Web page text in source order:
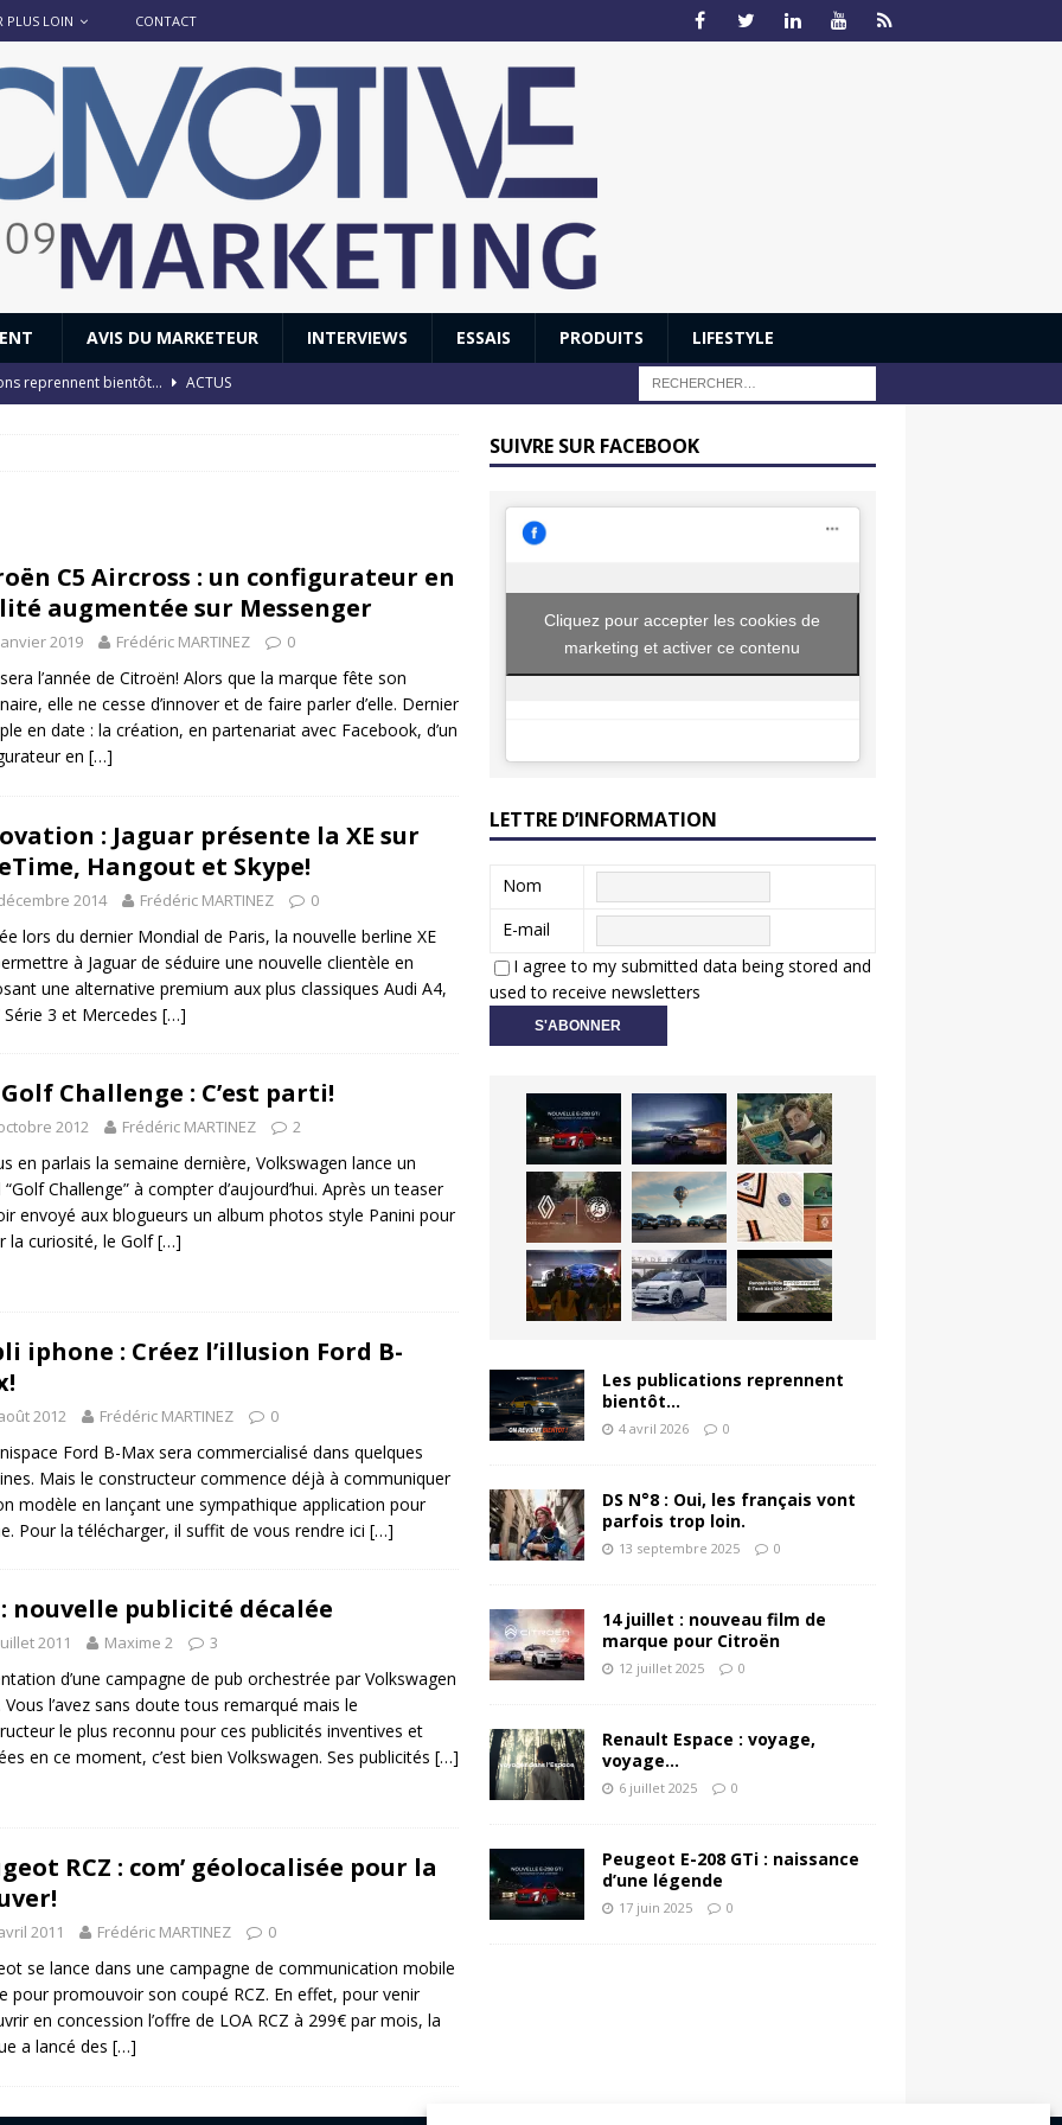
PLUS LOIN CONTACT
AVIS DU MARKETEUR INTERVIEWS ESSAIS PRODUITS LIFESTYLE
reprennent bientôt…
ACTUS
: Honda dévoile un spot publicitaire… confiné! ACTUS
C5 Aircross : un configurateur en
augmentée sur Messenger
2019 Frédéric MARTINEZ 0
l’année de Citroën! Alors que la marque fête son
elle ne cesse d’innover et de faire parler d’elle. Dernier
en date : la création, en partenariat avec Facebook, d’un
en […]
: Jaguar présente la XE sur
Hangout et Skype!
2014 Frédéric MARTINEZ 0
lors du dernier Mondial de Paris, la nouvelle berline XE
à Jaguar de séduire une nouvelle clientèle en
une alternative premium aux plus classiques Audi A4,
Série 3 et Mercedes […]
Golf Challenge : C’est parti!
2012 Frédéric MARTINEZ 2
en parlais la semaine dernière, Volkswagen lance un
“Golf Challenge” à compter d’aujourd’hui. Après un teaser
envoyé aux blogueurs un album photos style Panini pour
la curiosité, le Golf[…]
iphone : Créez l’illusion Ford B-
2012 Frédéric MARTINEZ 0
Ford B-Max sera commercialisé dans quelques
Mais le constructeur commence déjà à communiquer
modèle en lançant une sympathique application pour
Pour la télécharger, il suffit de vous rendre ici […]
: nouvelle publicité décalée
2011 Maxime 2 3
d’une campagne de pub orchestrée par Volkswagen
Vous l’avez sans doute tous remarqué mais le
le plus reconnu pour ces publicités inventives et
en ce moment, c’est bien Volkswagen. Ses publicités […]
RCZ : com’ géolocalisée pour la
2011 Frédéric MARTINEZ 0
se lance dans une campagne de communication mobile
pour promouvoir son coupé RCZ. En effet, pour venir
en concession l’offre de LOA RCZ à 299€ par mois, la
a lancé des […]
SUIVRE SUR FACEBOOK
Cliquez pour accepter les cookies de
marketing et activer ce contenu
LETTRE D’INFORMATION
Nom
E-mail
I agree to my submitted data being stored and
used to receive newsletters
Les publications reprennent
bientôt…
4 avril 2026 0
DS N°8 : Oui, les français vont
parfois trop loin.
13 septembre 2025 0
14 juillet : nouveau film de
marque pour Citroën
12 juillet 2025 0
Renault Espace : voyage,
voyage…
6 juillet 2025 0
Peugeot E-208 GTi : naissance
d’une légende
17 juin 2025 0